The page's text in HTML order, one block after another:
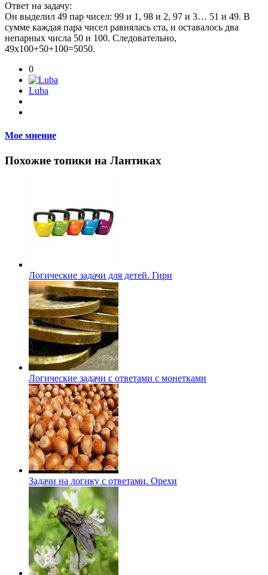
Ответ на задачу:
Он выделил 49 пар чисел: 99 и 1, 98 и 2, 97 и 3… 51 и 49. В
сумме каждая пара чисел равнялась ста, и оставалось два
непарных числа 50 и 100. Следовательно,
49х100+50+100=5050.
0
Luba
Мое мнение
Похожие топики на Лантиках
Логические задачи для детей. Гири
Логические задачи с ответами с монетками
Задачи на логику с ответами. Орехи